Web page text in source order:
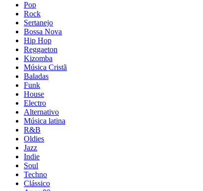
Pop
Rock
Sertanejo
Bossa Nova
Hip Hop
Reggaeton
Kizomba
Música Cristã
Baladas
Funk
House
Electro
Alternativo
Música latina
R&B
Oldies
Jazz
Indie
Soul
Techno
Clássico